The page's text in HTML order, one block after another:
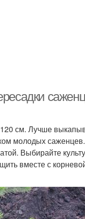
см. Лучше
молодых
Выбирайте
вместе с